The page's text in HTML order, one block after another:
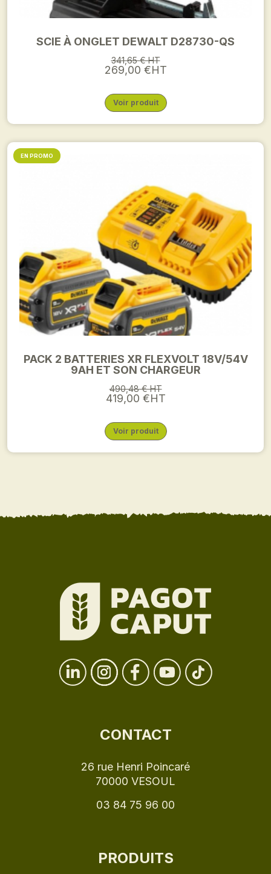
SCIE À ONGLET DEWALT D28730-QS
341,65 € HT
269,00 €HT
Voir produit
PACK 2 BATTERIES XR FLEXVOLT 18V/54V
9AH ET SON CHARGEUR
490,48 € HT
419,00 €HT
Voir produit
EN PROMO
CONTACT
26 rue Henri Poincaré
70000 VESOUL
03 84 75 96 00
PRODUITS